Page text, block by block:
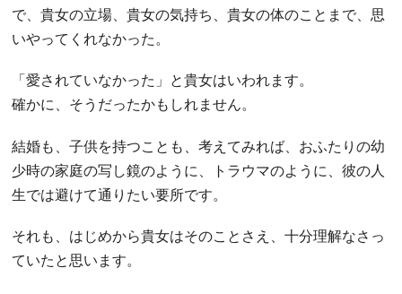
で、貴女の立場、貴女の気持ち、貴女の体のことまで、思
いやってくれなかった。
「愛されていなかった」と貴女はいわれます。
確かに、そうだったかもしれません。
結婚も、子供を持つことも、考えてみれば、おふたりの幼
少時の家庭の写し鏡のように、トラウマのように、彼の人
生では避けて通りたい要所です。
それも、はじめから貴女はそのことさえ、十分理解なさっ
ていたと思います。